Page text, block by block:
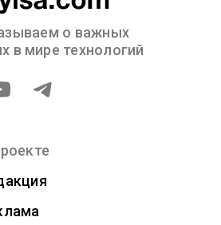
о важных
в мире технологий